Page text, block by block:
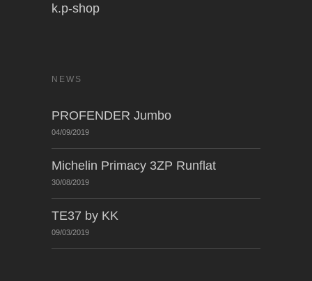
k.p-shop
NEWS
PROFENDER Jumbo
04/09/2019
Michelin Primacy 3ZP Runflat
30/08/2019
TE37 by KK
09/03/2019